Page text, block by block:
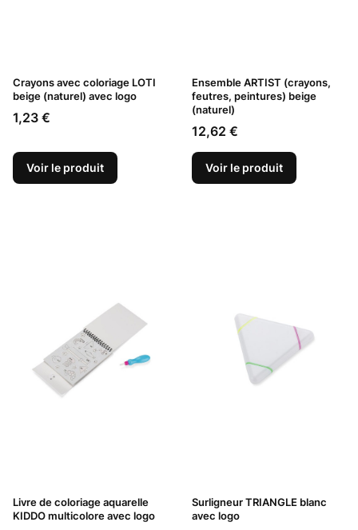
Crayons avec coloriage LOTI
beige (naturel) avec logo
Prix
1,23 €
Voir le produit
Ensemble ARTIST (crayons,
feutres, peintures) beige
(naturel)
Prix
12,62 €
Voir le produit
Livre de coloriage aquarelle
KIDDO multicolore avec logo
Surligneur TRIANGLE blanc
avec logo